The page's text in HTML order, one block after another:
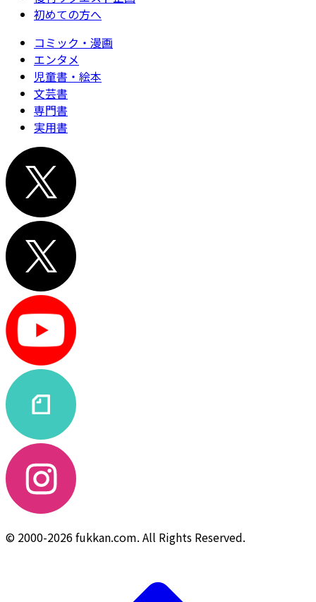
初めての方へ
コミック・漫画
エンタメ
児童書・絵本
文芸書
専門書
実用書
© 2000-2026 fukkan.com. All Rights Reserved.